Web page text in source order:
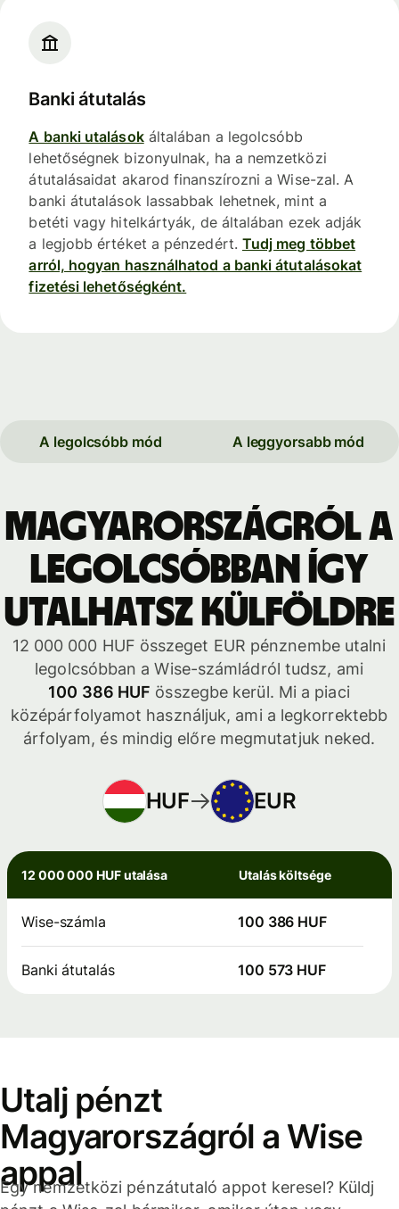
Banki átutalás
A banki utalásokáltalában a legolcsóbb
lehetőségnek bizonyulnak, ha a nemzetközi
átutalásaidat akarod finanszírozni a Wise-zal. A
banki átutalások lassabbak lehetnek, mint a
betéti vagy hitelkártyák, de általában ezek adják
a legjobb értéket a pénzedért. Tudj meg többet
arról, hogyan használhatod a banki átutalásokat
fizetési lehetőségként.
A legolcsóbb mód A leggyorsabb mód
Magyarországról a
legolcsóbban így
utalhatsz külföldre
12 000 000 HUF összeget EUR pénznembe utalni
legolcsóbban a Wise-számládról tudsz, ami
100 386 HUF összegbe kerül. Mi a piaci
középárfolyamot használjuk, ami a legkorrektebb
árfolyam, és mindig előre megmutatjuk neked.
HUF EUR
12 000 000 HUF utalása Utalás költsége
Wise-számla 100 386 HUF
Banki átutalás 100 573 HUF
Utalj pénzt
Magyarországról a Wise
appal
Egy nemzetközi pénzátutaló appot keresel? Küldj